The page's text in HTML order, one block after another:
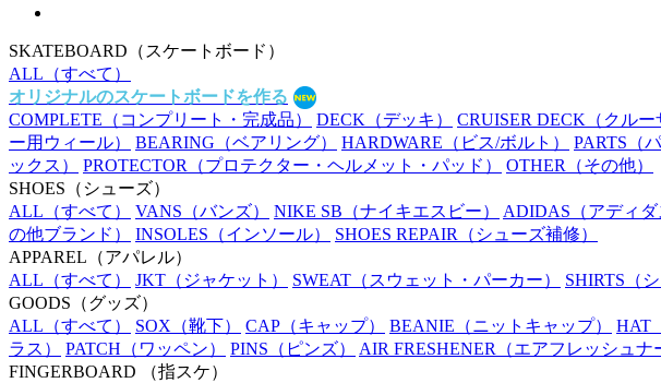
SKATEBOARD （スケートボード）
ALL （すべて）
オリジナルのスケートボードを作る
COMPLETE （コンプリート・完成品） DECK （デッキ） CRUISER DECK （クル
ー用ウィール）
BEARING （ベアリング） HARDWARE （ビス/ボルト） PARTS （
ックス）
PROTECTOR （プロテクター・ヘルメット・パッド） OTHER （その他）
SHOES （シューズ）
ALL （すべて） VANS （バンズ） NIKE SB （ナイキエスビー） ADIDAS （アディダ
の他ブランド）
INSOLES （インソール） SHOES REPAIR （シューズ補修）
APPAREL （アパレル）
ALL （すべて） JKT （ジャケット） SWEAT （スウェット・パーカー） SHIRTS （
GOODS （グッズ）
ALL （すべて） SOX （靴下） CAP （キャップ） BEANIE （ニットキャップ） HAT
ラス）
PATCH （ワッペン） PINS （ピンズ） AIR FRESHENER （エアフレッシュナ
FINGERBOARD
（指スケ）